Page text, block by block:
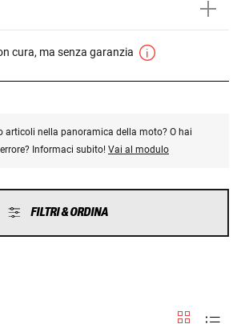
cura, ma senza garanzia
articoli nella panoramica della moto? O hai
Informaci subito! Vai al modulo
FILTRI & ORDINA